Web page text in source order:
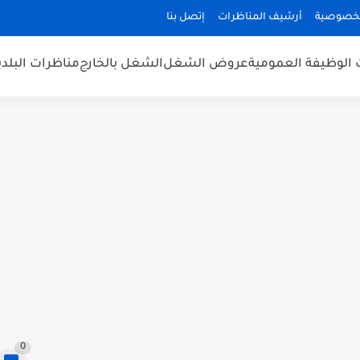
أرشيف المناظرات إتصل بنا
الوظيفة العموميةعروض الشغلالشغل بالخارجمناظرات
0